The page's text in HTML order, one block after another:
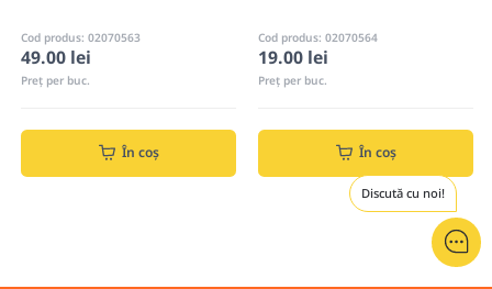
Cod produs: 02070563
49.00 lei
Preț per buc.
În coș
Cod produs: 02070564
19.00 lei
Preț per buc.
În coș
Discută cu noi!